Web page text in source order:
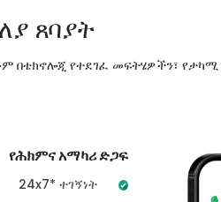
ጸባያት
የተደገፈ መፍትሄዎችን፣ የታካሚ
የሕክምና አማካሪ ድጋፍ
24x7* ተገኝነት